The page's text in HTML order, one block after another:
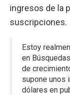
ingresos de la
suscripciones.
Estoy
en
de
supone unos
dólares en